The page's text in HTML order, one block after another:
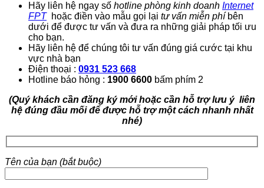
Hãy liên hệ ngay số hotline phòng kinh doanh Internet
FPT hoặc điền vào mẫu gọi lại tư vấn miễn phíbên
dưới để được tư vấn và đưa ra những giải pháp tối ưu
cho bạn.
Hãy liên hệ để chúng tôi tư vấn đúng giá cước tại khu
vực nhà bạn
Điện thoại : 0931 523 668
Hotline báo hỏng : 1900 6600 bấm phím 2
(Quý khách cần đăng ký mới hoặc cần hỗ trợ lưu ý liên
hệ đúng đầu mối để được hỗ trợ một cách nhanh nhất
nhé)
Tên của bạn (bắt buộc)